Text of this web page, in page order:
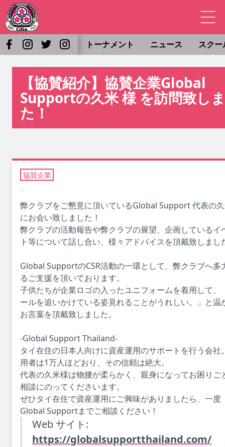
トーナメント ニュース スクー
【協賛紹介】協賛企業Global
Supportの久米 様 を訪問致し
た！
協賛企業
弊クラブをご懇意に頂いているGlobal Support 代表の
にお会い致しました！
弊クラブの活動報告や弊クラブの展望、企画しているイ
ト等について話し合い、様々アドバイスを頂戴致しまし
Global SupportのCSR活動の一環として、弊クラブへ多
るご支援を頂いております。
子供たちが企業ロゴの入ったユニフォームを着用して、
ールを追いかけている姿見れることがうれしい。」と温
お言葉を頂戴致しました。
-Global Support Thailand-
タイ在住の日本人向けに資産運用のサポートを行う会社
用者は1万人ほどおり、その信頼は絶大。
代表の久米様は物腰が柔らかく、親身になってお困りご
相談にのってくださいます。
ぜひタイ在住で資産運用にご興味がありましたら、一度
Global Supportまでご相談ください！
Web サイト:
https://globalsupportthailand.com/